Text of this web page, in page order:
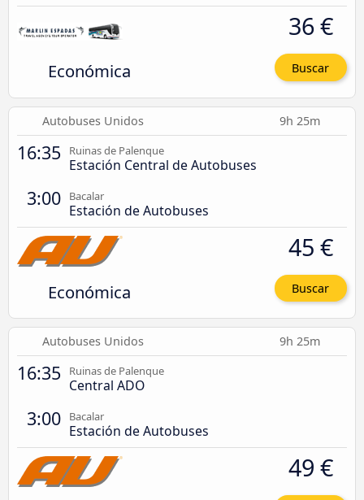
Económica
36 €
Buscar
Autobuses Unidos 9h 25m
16:35 Ruinas de Palenque
Estación Central de Autobuses
3:00 Bacalar
Estación de Autobuses
Económica
45 €
Buscar
Autobuses Unidos 9h 25m
16:35 Ruinas de Palenque
Central ADO
3:00 Bacalar
Estación de Autobuses
49 €